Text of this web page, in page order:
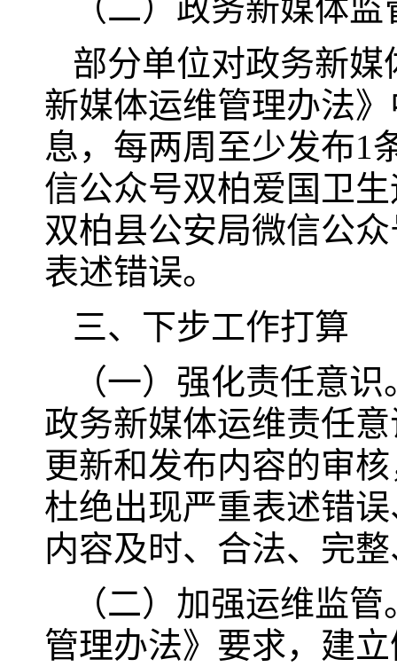
（二）政务新媒体
部分单位对政务新
新媒体运维管理办法
息，每两周至少发布1
信公众号双柏爱国卫
双柏县公安局微信公
表述错误。
三、下步工作打算
（一）强化责任意
政务新媒体运维责任
更新和发布内容的审
杜绝出现严重表述错
内容及时、合法、完
（二）加强运维监
管理办法》要求，建